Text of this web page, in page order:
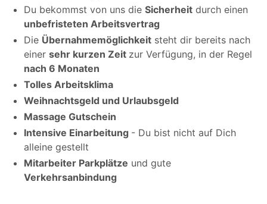
Du bekommst von uns die Sicherheit durch einen
unbefristeten Arbeitsvertrag
Die Übernahmemöglichkeit steht dir bereits nach
einer sehr kurzen Zeit zur Verfügung, in der Regel
nach 6 Monaten
Tolles Arbeitsklima
Weihnachtsgeld und Urlaubsgeld
Massage Gutschein
Intensive Einarbeitung - Du bist nicht auf Dich
alleine gestellt
Mitarbeiter Parkplätze und gute
Verkehrsanbindung